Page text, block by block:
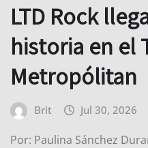
LTD Rock
historia en el
Metropólitan
Brit Jul 30, 2026
Por: Paulina Sánchez